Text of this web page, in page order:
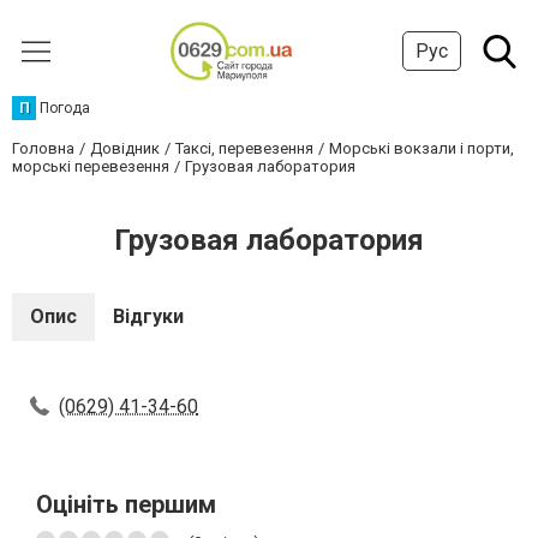
Рус
П Погода
Головна Довідник Таксі, перевезення
Морські вокзали і порти,
морські перевезення
Грузовая лаборатория
Грузовая лаборатория
Опис Відгуки
(0629) 41-34-60
Оцініть першим